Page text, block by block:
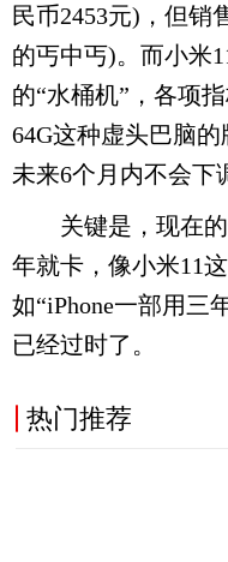
民币2453元)，但销
的丐中丐)。而小米
的“水桶机”，各项
64G这种虚头巴脑
未来6个月内不会下
关键是，现在的
年就卡，像小米11
如“iPhone一部用三
已经过时了。
热门推荐